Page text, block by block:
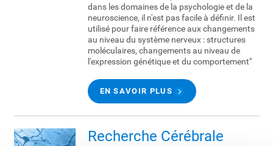
dans les domaines de la psychologie et de la
neuroscience, il n'est pas facile à définir. Il est
utilisé pour faire référence aux changements
au niveau du système nerveux : structures
moléculaires, changements au niveau de
l'expression génétique et du comportement"
EN SAVOIR PLUS
Recherche Cérébrale